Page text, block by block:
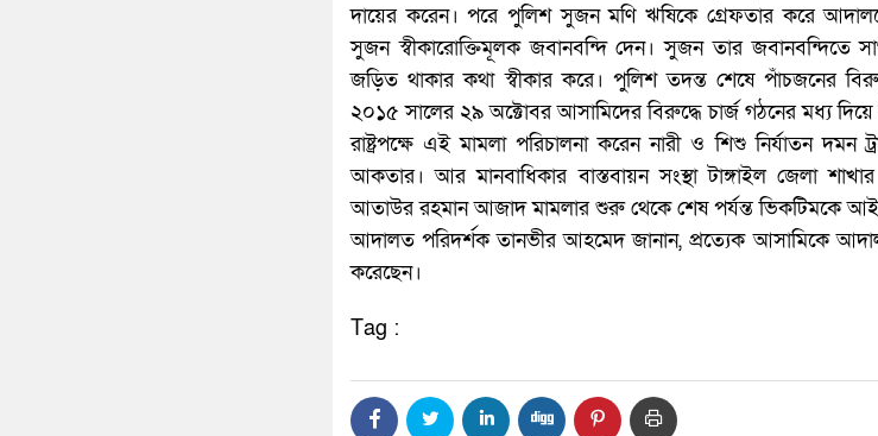
দায়ের করেন। পরে পুলিশ সুজন মণি ঋষিকে গ্রেফতার করে
সুজন স্বীকারোক্তিমূলক জবানবন্দি দেন। সুজন তার জবানবন্দিতে
জড়িত থাকার কথা স্বীকার করে। পুলিশ তদন্ত শেষে পাঁচজনের
২০১৫ সালের ২৯ অক্টোবর আসামিদের বিরুদ্ধে চার্জ গঠনের মধ্য দিয়ে
রাষ্ট্রপক্ষে এই মামলা পরিচালনা করেন নারী ও শিশু নির্যাতন দমন
আকতার। আর মানবাধিকার বাস্তবায়ন সংস্থা টাঙ্গাইল জেলা
আতাউর রহমান আজাদ মামলার শুরু থেকে শেষ পর্যন্ত ভিকটিমকে
আদালত পরিদর্শক তানভীর আহমেদ জানান, প্রত্যেক আসামিকে
করেছেন।
Tag :